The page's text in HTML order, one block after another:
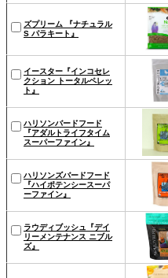
ズプリーム 『ナチュラル
S パラキート』
イースター『インコセレ
クション トータルペレッ
ト』
ハリソンバードフード
『アダルトライフタイム
スーパーファイン』
ハリソンズバードフード
『ハイポテンシースーパ
ーファイン』
ラウディブッシュ『デイ
リーメンテナンス ニブル
ズ』